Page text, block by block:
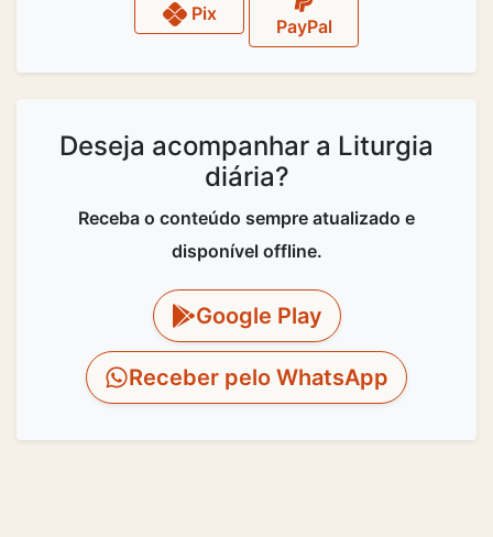
Pix
PayPal
Deseja acompanhar a Liturgia
diária?
Receba o conteúdo sempre atualizado e
disponível offline.
Google Play
Receber pelo WhatsApp